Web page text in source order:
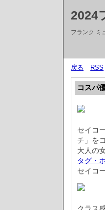
2024
フランク ミ
戻る RSS
コスパ
セイコ
チ」を
大人の
タグ・
セイコ
クラス